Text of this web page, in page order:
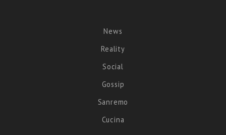
News
Reality
Social
Gossip
Sanremo
Cucina